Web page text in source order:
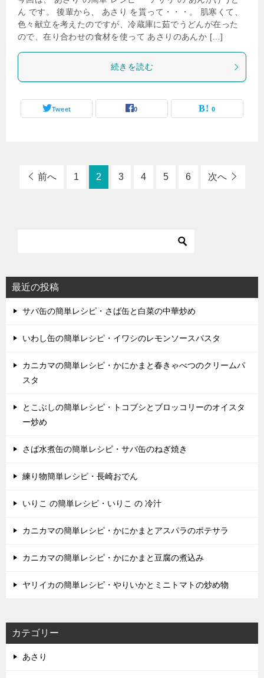
ん です。 後輩から、 あさり を貰って・・・。 肌寒くて、
色々献立を考えたのですが、冷蔵庫に茹でうどんが在った
ので、在り合わせの食材を使って あさりのあんか […]
続きを読む
Tweet 0 0
前へ 1 2 3 4 5 6 次へ
最近の投稿
サバ缶の簡単レシピ・さば缶と白菜の中華炒め
いわし缶の簡単レシピ・イワシのレモンソースパスタ
カニカマの簡単レシピ・かにかまと春きゃべつのクリームパ
スタ
とこぶしの簡単レシピ・トコブシとブロッコリーのオイスタ
ー炒め
さば水煮缶の簡単レシピ・サバ缶のねぎ焼き
練り物簡単レシピ・長崎おでん
いりこ の簡単レシピ・いりこ の 冷汁
カニカマの簡単レシピ・かにかまとアスパラのポテサラ
カニカマの簡単レシピ・かにかまと豆腐の煮込み
ヤリイカの簡単レシピ・やりいかとミニトマトの炒め物
カテゴリー
あさり